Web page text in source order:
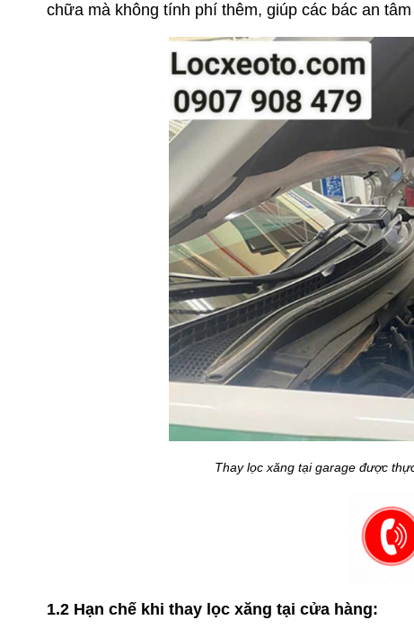
chữa mà không tính phí thêm, giúp các bác an
Thay lọc xăng tại garage được
1.2 Hạn chế khi thay lọc xăng tại cửa hàng: